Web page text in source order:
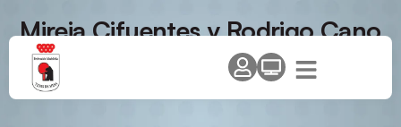
Mireia Cifuentes y Rodrigo Cano
a la Concentración Europea Mini
Cadet